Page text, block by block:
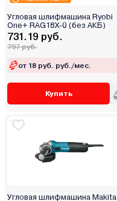
Угловая шлифмашина Ryobi
One+ RAG18X-0 (без АКБ)
731.19 руб.
797 руб.
от 18 руб. руб./мес.
Купить
Угловая шлифмашина Makita